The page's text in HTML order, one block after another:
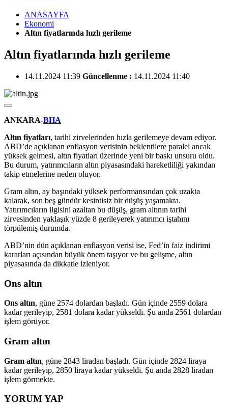
ANASAYFA
Ekonomi
Altın fiyatlarında hızlı gerileme
Altın fiyatlarında hızlı gerileme
14.11.2024 11:39 Güncellenme : 14.11.2024 11:40
ANKARA-BHA
Altın fiyatları, tarihi zirvelerinden hızla gerilemeye devam ediyor.
ABD’de açıklanan enflasyon verisinin beklentilere paralel ancak
yüksek gelmesi, altın fiyatları üzerinde yeni bir baskı unsuru oldu.
Bu durum, yatırımcıların altın piyasasındaki hareketliliği yakından
takip etmelerine neden oluyor.
Gram altın, ay başındaki yüksek performansından çok uzakta
kalarak, son beş gündür kesintisiz bir düşüş yaşamakta.
Yatırımcıların ilgisini azaltan bu düşüş, gram altının tarihi
zirvesinden yaklaşık yüzde 8 gerileyerek yatırımcı iştahını
törpülemiş durumda.
ABD’nin dün açıklanan enflasyon verisi ise, Fed’in faiz indirimi
kararları açısından büyük önem taşıyor ve bu gelişme, altın
piyasasında da dikkatle izleniyor.
Ons altın
Ons altın, güne 2574 dolardan başladı. Gün içinde 2559 dolara
kadar gerileyip, 2581 dolara kadar yükseldi. Şu anda 2561 dolardan
işlem görüyor.
Gram altın
Gram altın, güne 2843 liradan başladı. Gün içinde 2824 liraya
kadar gerileyip, 2850 liraya kadar yükseldi. Şu anda 2828 liradan
işlem görmekte.
YORUM YAP